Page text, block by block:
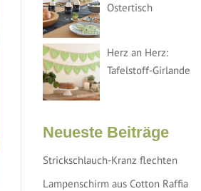
Ostertisch
Herz an Herz:
Tafelstoff-Girlande
Neueste Beiträge
Strickschlauch-Kranz flechten
Lampenschirm aus Cotton Raffia